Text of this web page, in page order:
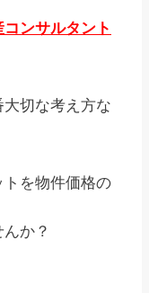
ンサルタント
大切な考え方な
を物件価格の
か？